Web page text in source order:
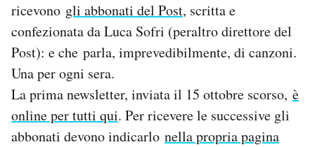
SHOP
CALENDARIO
AREA PERSONALE
ricevono gli abbonati del Post, scritta e
confezionata da Luca Sofri (peraltro direttore del
Post): e che parla, imprevedibilmente, di canzoni.
Una per ogni sera.
La prima newsletter, inviata il 15 ottobre scorso, è
online per tutti qui. Per ricevere le successive gli
abbonati devono indicarlo nella propria pagina